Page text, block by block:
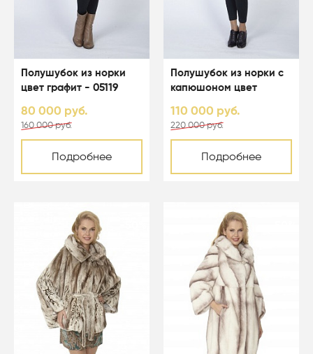
Полушубок из норки
цвет графит - 05119
80 000 руб.
160 000 руб.
Подробнее
Полушубок из норки с
капюшоном цвет
110 000 руб.
220 000 руб.
Подробнее